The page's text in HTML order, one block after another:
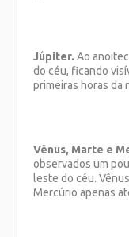
Júpiter. Ao
do céu, ficando
primeiras horas da
Vênus, Marte e
observados um
leste do céu.
Mercúrio apenas